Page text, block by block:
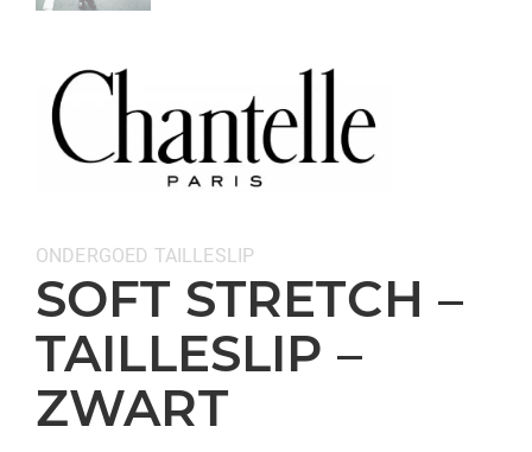
Categorieën:
ONDERGOED TAILLESLIP
SOFT STRETCH –
TAILLESLIP –
ZWART